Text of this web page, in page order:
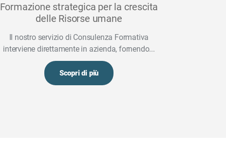
Formazione strategica per la crescita
delle Risorse umane
Il nostro servizio di Consulenza Formativa
interviene direttamente in azienda, fornendo...
Scopri di più